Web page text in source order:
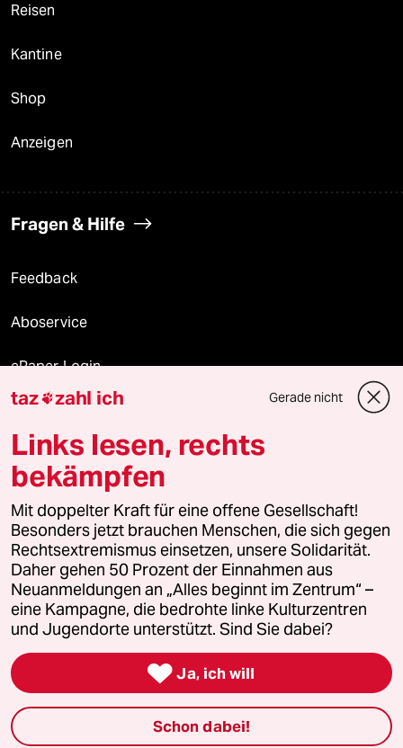
Reisen
Kantine
Shop
Anzeigen
Fragen & Hilfe
Feedback
Aboservice
ePaper Login
Downloads für Abonnierende
© 2026 taz Verlags und Vertriebs GmbH
Alle Rechte vorbehalten. Bei rechtlichen Fragen oder für Genehmigungen
wenden Sie sich bitte an
lizenzen@taz.de
Feedback Redaktionsstatut Kommune-Richtlinien
Leitlinie Informant Datenschutz Impressum AGB
Seitenwende Einwilligungen widerrufen (Ads)
taz zahl ich Gerade nicht
Links lesen, rechts
bekämpfen
Mit doppelter Kraft für eine offene Gesellschaft!
Besonders jetzt brauchen Menschen, die sich gegen
Rechtsextremismus einsetzen, unsere Solidarität.
Daher gehen 50 Prozent der Einnahmen aus
Neuanmeldungen an „Alles beginnt im Zentrum“ –
eine Kampagne, die bedrohte linke Kulturzentren
und Jugendorte unterstützt. Sind Sie dabei?
 Ja, ich will
Schon dabei!